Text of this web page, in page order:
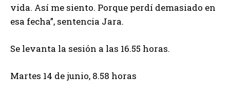
vida. Así me siento. Porque perdí demasiado en
esa fecha”, sentencia Jara.
Se levanta la sesión a las 16.55 horas.
Martes 14 de junio, 8.58 horas